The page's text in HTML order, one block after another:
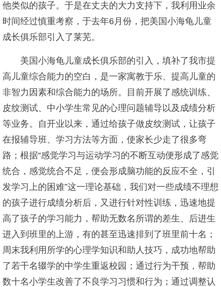
他类似的孩子。于是在丈夫的大力支持下，我利用业余
时间经过慎重考察，于去年6月份，把美国小海龟儿童
成长俱乐部引入了莱芜。
美国小海龟儿童成长俱乐部的引入，填补了我市提
高儿童综合能力的空白，是一家寓教于乐、提高儿童的
非智力因素和综合能力的场所。目前开展了感统训练、
皮纹测试、中小学生常见的心理问题辅导以及成绩分析
等业务。自开业以来，通过给孩子做皮纹测试，让孩子
在报辅导班、学习方法等方面，使家长少走了很多弯
路；根据“感觉学习与运动学习的不断互动便形成了感觉
统合，感觉统合不足，便会形成脑功能的反应不全，引
发学习上的困难”这一理论基础，我们对一些成绩不理想
的孩子进行成绩分析后，又进行针对性训练，迅速地提
高了孩子的学习能力，帮助无数名所谓的差生、后进生
进入到班里的上游，有的甚至迅速排到了班里前十名；
周末我利用所学的心理学知识和助人技巧，成功地帮助
了若干名辍学的中学生重返校园；通过行为干预，帮助
数十名小学生改善了不良学习习惯和行为；通过调整认